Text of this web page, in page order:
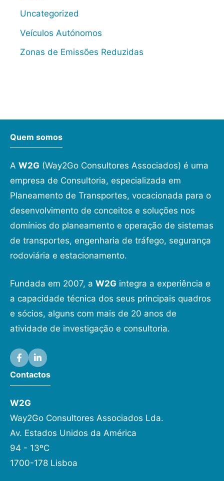
Uncategorized
Veículos Autónomos
Zonas de Emissões Reduzidas
Quem somos
A W2G (Way2Go Consultores Associados) é uma
empresa de Consultoria, especializada em
Planeamento de Transportes, vocacionada para o
desenvolvimento de conceitos e soluções nos
domínios do planeamento e operação de sistemas
de transportes, engenharia de tráfego, segurança
rodoviária e estacionamento.
Fundada em 2007, a W2G integra a experiência e
a capacidade técnica dos seus principais quadros
e sócios, alguns com mais de 20 anos de
atividade de investigação e consultoria.
Contactos
W2G
Way2Go Consultores Associados Lda.
Av. Estados Unidos da América
94 - 13ºC
1700-178 Lisboa